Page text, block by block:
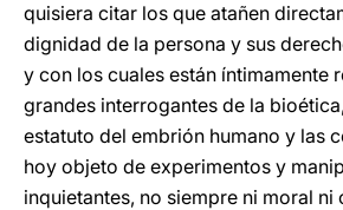
quisiera citar los que atañen
dignidad de la persona y sus
y con los cuales están íntimamente
grandes interrogantes de la
estatuto del embrión humano y las
hoy objeto de experimentos y
inquietantes, no siempre ni moral